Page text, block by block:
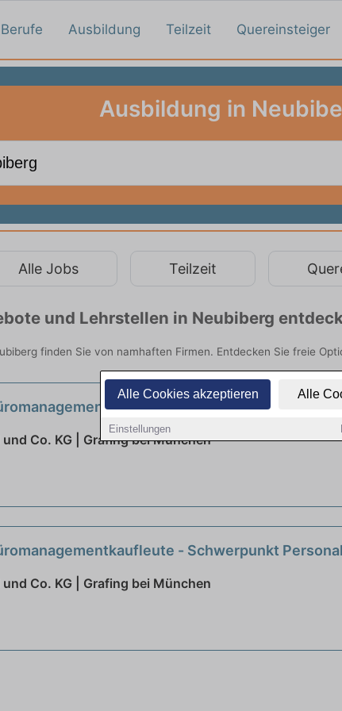
Alle Cookies akzeptieren Alle
Einstellungen
Berufe Ausbildung Teilzeit Quereinsteiger
Ausbildung in
Alle Jobs Teilzeit
und Lehrstellen in Neubiberg
finden Sie von namhaften Firmen. Entdecken Sie freie
(m/w/d) neu
und Co. KG | Grafing bei München
- Schwerpunkt Personal
und Co. KG | Grafing bei München